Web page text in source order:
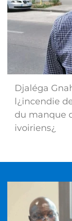
Djaléga
l¿incendie
du manque
ivoiriens¿